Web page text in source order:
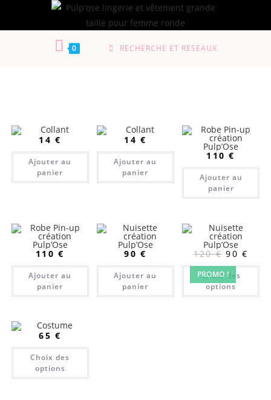
0 RECHERCHE ET RESEAUX
14€
Ajouter au
panier
14€
Ajouter au
panier
110€
Ajouter au
panier
110€
Ajouter au
panier
90€
Ajouter au
panier
PROMO !
120€ 90€
Choix des
options
65€
Choix des
options